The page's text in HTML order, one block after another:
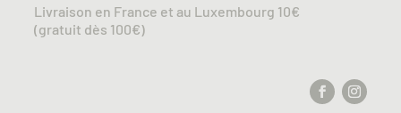
Livraison en France et au Luxembourg 10€
(gratuit dès 100€)